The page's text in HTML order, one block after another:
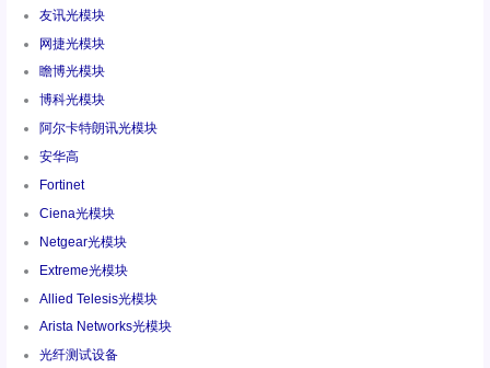
友讯光模块
网捷光模块
瞻博光模块
博科光模块
阿尔卡特朗讯光模块
安华高
Fortinet
Ciena光模块
Netgear光模块
Extreme光模块
Allied Telesis光模块
Arista Networks光模块
光纤测试设备